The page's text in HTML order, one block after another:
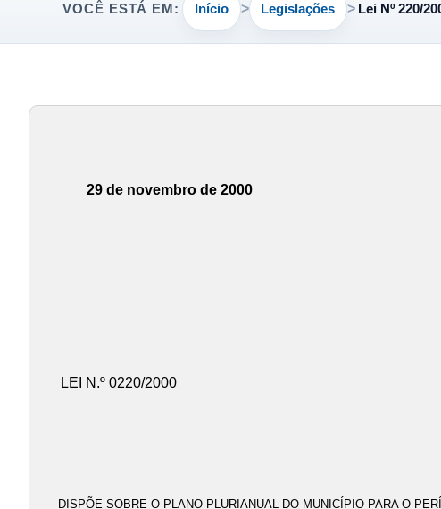
VOCÊ ESTÁ EM: Início Legislações Lei Nº 220/
29 de novembro de 2000
LEI N.º 0220/2000
DISPÕE SOBRE O PLANO PLURIANUAL DO MUNICÍPIO PARA O